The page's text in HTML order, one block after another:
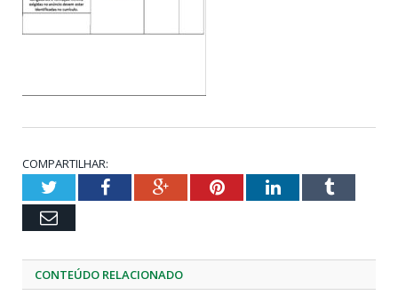
COMPARTILHAR:
TwitterFacebookGoogle+PinterestLinkedInTumblr
Email
CONTEÚDO RELACIONADO